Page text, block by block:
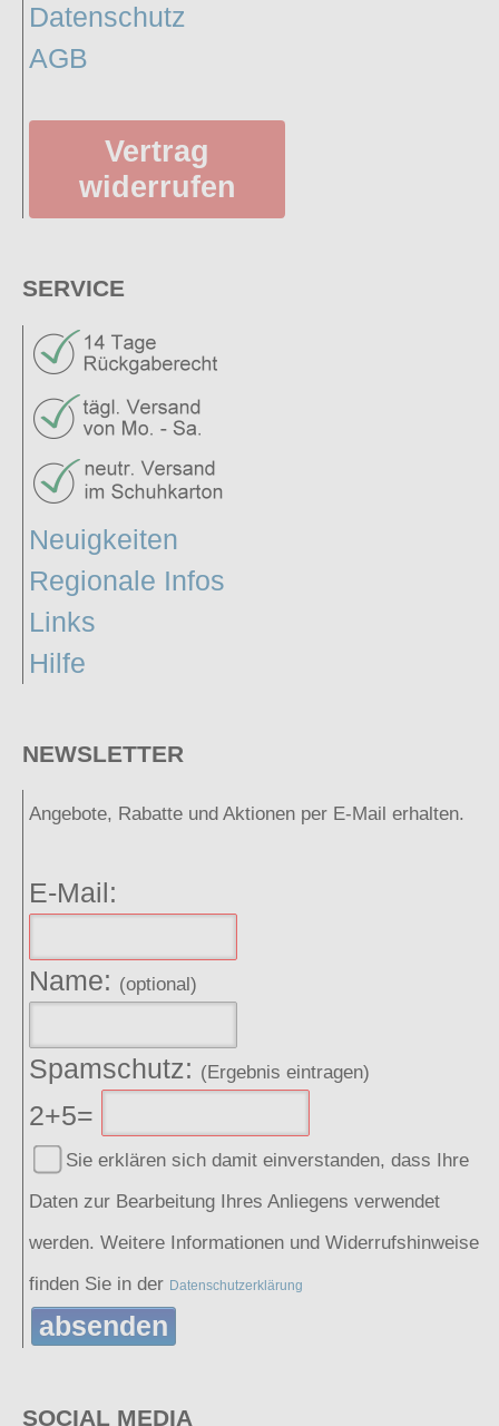
Datenschutz
AGB
Vertrag
widerrufen
SERVICE
Neuigkeiten
Regionale Infos
Links
Hilfe
NEWSLETTER
Angebote, Rabatte und Aktionen per E-Mail erhalten.
E-Mail:
Name: (optional)
Spamschutz: (Ergebnis eintragen)
2+5=
Sie erklären sich damit einverstanden, dass Ihre
Daten zur Bearbeitung Ihres Anliegens verwendet
werden. Weitere Informationen und Widerrufshinweise
finden Sie in der Datenschutzerklärung
absenden
SOCIAL MEDIA